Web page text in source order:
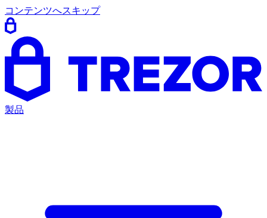
コンテンツへスキップ
製品